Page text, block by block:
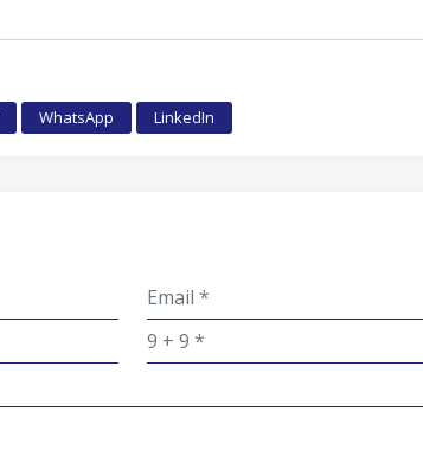
WhatsApp LinkedIn